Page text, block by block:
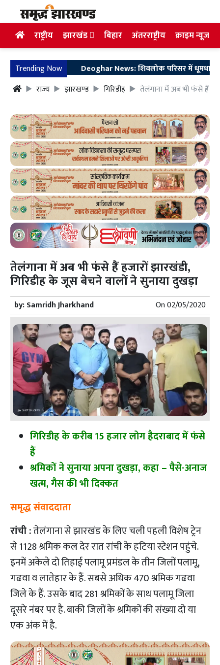
राष्ट्रीय झारखंड बिहार अंतरराष्ट्रीय क्राइम न्यूज
Trending NowDeoghar News: शिवलोक परिसर में धूमधाम से मनाया
राज्य
झारखण्ड गिरिडीह तेलंगाना में अब भी फंसे हैं
तेलंगाना में अब भी फंसे हैं हजारों झारखंडी,
गिरिडीह के जूस बेचने वालों ने सुनाया दुखड़ा
by:Samridh Jharkhand On02/05/2020
गिरिडीह के करीब 15 हजार लोग हैदराबाद में फंसे
हैं
श्रमिकों ने सुनाया अपना दुखड़ा, कहा – पैसे-अनाज
खत्म, गैस की भी दिक्कत
समृद्ध संवाददाता
रांची :तेलंगाना से झारखंड के लिए चली पहली विशेष ट्रेन
से 1128 श्रमिक कल देर रात रांची के हटिया स्टेशन पहुंचे.
इनमें अकेले दो तिहाई पलामू प्रमंडल के तीन जिलों पलामू,
गढवा व लातेहार के हैं. सबसे अधिक 470 श्रमिक गढवा
जिले के हैं. उसके बाद 281 श्रमिकों के साथ पलामू जिला
दूसरे नंबर पर है. बाकी जिलों के श्रमिकों की संख्या दो या
एक अंक में है.